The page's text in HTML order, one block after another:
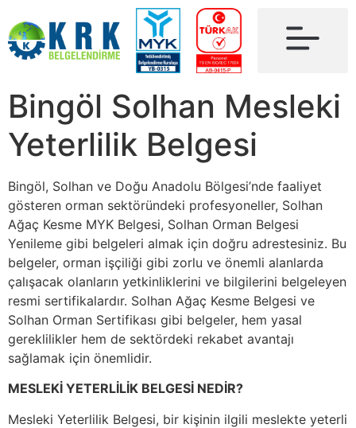
Bingöl Solhan Mesleki
Yeterlilik Belgesi
Bingöl, Solhan ve Doğu Anadolu Bölgesi’nde faaliyet
gösteren orman sektöründeki profesyoneller, Solhan
Ağaç Kesme MYK Belgesi, Solhan Orman Belgesi
Yenileme gibi belgeleri almak için doğru adrestesiniz. Bu
belgeler, orman işçiliği gibi zorlu ve önemli alanlarda
çalışacak olanların yetkinliklerini ve bilgilerini belgeleyen
resmi sertifikalardır. Solhan Ağaç Kesme Belgesi ve
Solhan Orman Sertifikası gibi belgeler, hem yasal
gereklilikler hem de sektördeki rekabet avantajı
sağlamak için önemlidir.
MESLEKİ YETERLİLİK BELGESİ NEDİR?
Mesleki Yeterlilik Belgesi, bir kişinin ilgili meslekte yeterli